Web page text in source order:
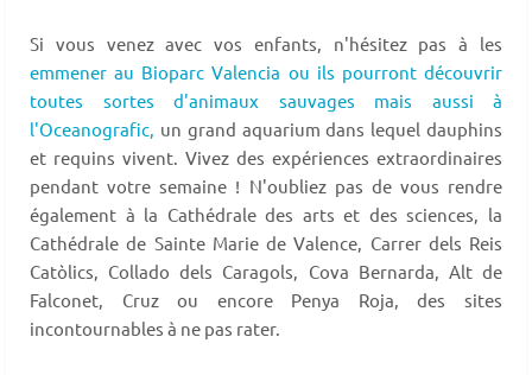
Si vous venez avec vos enfants, n'hésitez pas à les
emmener au Bioparc Valencia ou ils pourront découvrir
toutes sortes d'animaux sauvages mais aussi à
l'Oceanografic, un grand aquarium dans lequel dauphins
et requins vivent. Vivez des expériences extraordinaires
pendant votre semaine ! N'oubliez pas de vous rendre
également à la Cathédrale des arts et des sciences, la
Cathédrale de Sainte Marie de Valence, Carrer dels Reis
Catòlics, Collado dels Caragols, Cova Bernarda, Alt de
Falconet, Cruz ou encore Penya Roja, des sites
incontournables à ne pas rater.